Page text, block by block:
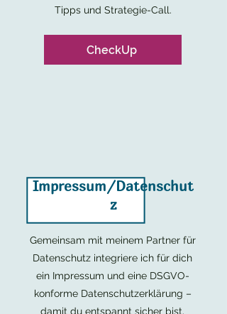
Tipps und Strategie-Call.
CheckUp
Impressum/Datenschut
z
Gemeinsam mit meinem Partner für
Datenschutz integriere ich für dich
ein Impressum und eine DSGVO-
konforme Datenschutzerklärung –
damit du entspannt sicher bist.